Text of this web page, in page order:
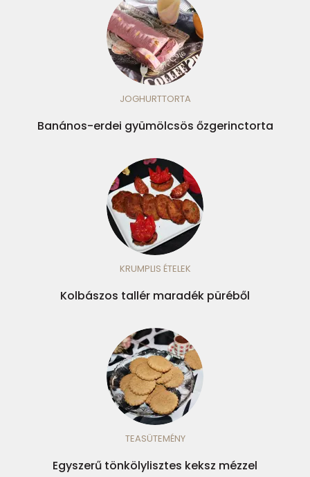
JOGHURTTORTA
Banános-erdei gyümölcsös őzgerinctorta
KRUMPLIS ÉTELEK
Kolbászos tallér maradék püréből
TEASÜTEMÉNY
Egyszerű tönkölylisztes keksz mézzel